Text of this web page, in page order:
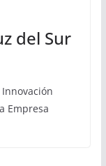
del Sur
Empresa